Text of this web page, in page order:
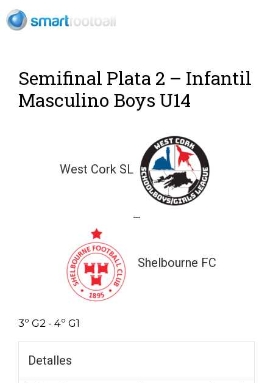
Semifinal Plata 2 – Infantil
Masculino Boys U14
West Cork SL
—
Shelbourne FC
3º G2 - 4º G1
Detalles